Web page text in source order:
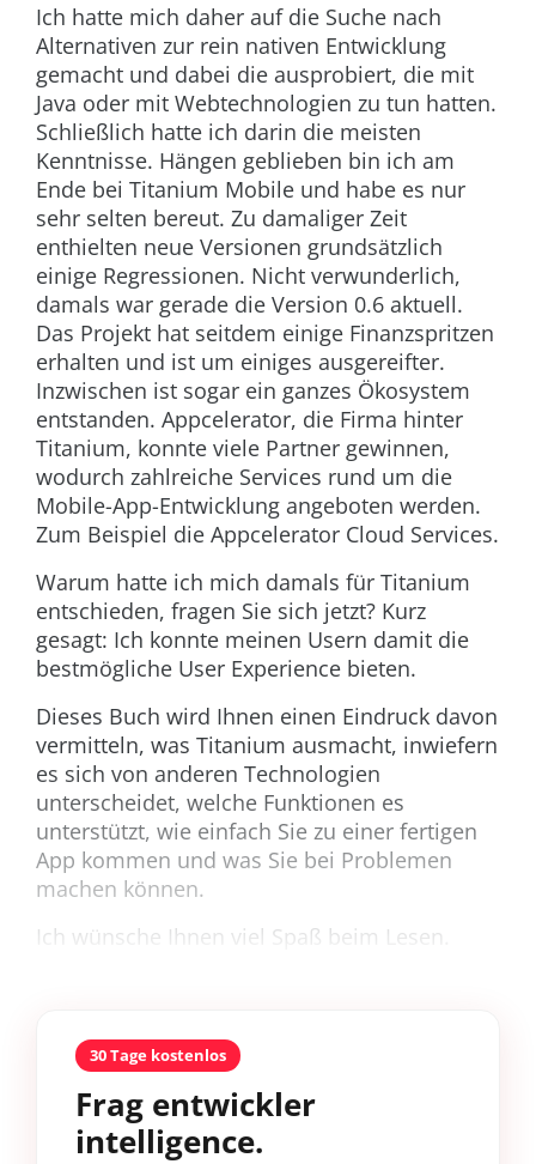
Ich hatte mich daher auf die Suche nach
Alternativen zur rein nativen Entwicklung
gemacht und dabei die ausprobiert, die mit
Java oder mit Webtechnologien zu tun hatten.
Schließlich hatte ich darin die meisten
Kenntnisse. Hängen geblieben bin ich am
Ende bei Titanium Mobile und habe es nur
sehr selten bereut. Zu damaliger Zeit
enthielten neue Versionen grundsätzlich
einige Regressionen. Nicht verwunderlich,
damals war gerade die Version 0.6 aktuell.
Das Projekt hat seitdem einige Finanzspritzen
erhalten und ist um einiges ausgereifter.
Inzwischen ist sogar ein ganzes Ökosystem
entstanden. Appcelerator, die Firma hinter
Titanium, konnte viele Partner gewinnen,
wodurch zahlreiche Services rund um die
Mobile-App-Entwicklung angeboten werden.
Zum Beispiel die Appcelerator Cloud Services.
Warum hatte ich mich damals für Titanium
entschieden, fragen Sie sich jetzt? Kurz
gesagt: Ich konnte meinen Usern damit die
bestmögliche User Experience bieten.
Dieses Buch wird Ihnen einen Eindruck davon
vermitteln, was Titanium ausmacht, inwiefern
es sich von anderen Technologien
unterscheidet, welche Funktionen es
unterstützt, wie einfach Sie zu einer fertigen
App kommen und was Sie bei Problemen
machen können.
Ich wünsche Ihnen viel Spaß beim Lesen.
30 Tage kostenlos
Frag entwickler
intelligence.